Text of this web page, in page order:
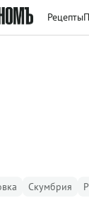
Рецепты
Скумбрия